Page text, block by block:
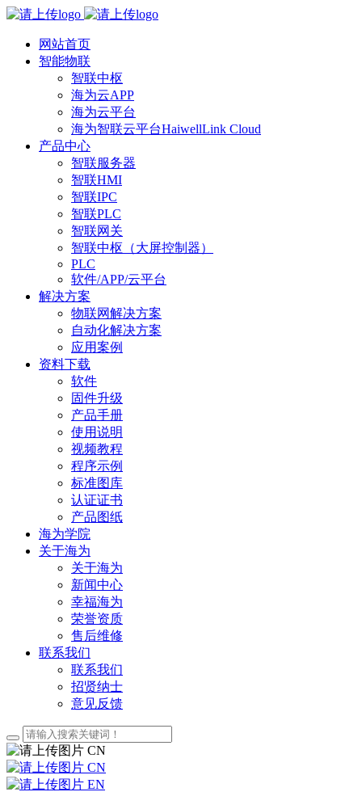
网站首页
智能物联
智联中枢
海为云APP
海为云平台
海为智联云平台HaiwellLink Cloud
产品中心
智联服务器
智联HMI
智联IPC
智联PLC
智联网关
智联中枢（大屏控制器）
PLC
软件/APP/云平台
解决方案
物联网解决方案
自动化解决方案
应用案例
资料下载
软件
固件升级
产品手册
使用说明
视频教程
程序示例
标准图库
认证证书
产品图纸
海为学院
关于海为
关于海为
新闻中心
幸福海为
荣誉资质
售后维修
联系我们
联系我们
招贤纳士
意见反馈
CN
CN
EN